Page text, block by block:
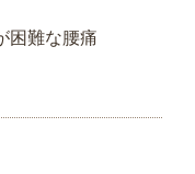
困難な腰痛